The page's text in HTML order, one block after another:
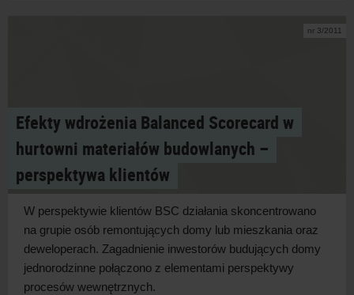
nr 3/2011
Efekty wdrożenia Balanced Scorecard w
hurtowni materiałów budowlanych –
perspektywa klientów
W perspektywie klientów BSC działania skoncentrowano
na grupie osób remontujących domy lub mieszkania oraz
deweloperach. Zagadnienie inwestorów budujących domy
jednorodzinne połączono z elementami perspektywy
procesów wewnętrznych.